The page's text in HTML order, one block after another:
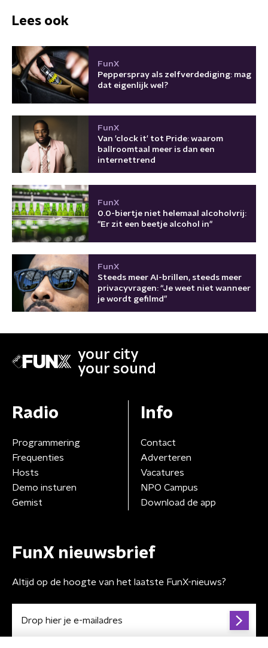
Lees ook
FunX
Pepperspray als zelfverdediging: mag
dat eigenlijk wel?
FunX
Van 'clock it' tot Pride: waarom
ballroomtaal meer is dan een
internettrend
FunX
0.0-biertje niet helemaal alcoholvrij:
"Er zit een beetje alcohol in"
FunX
Steeds meer AI-brillen, steeds meer
privacyvragen: “Je weet niet wanneer
je wordt gefilmd”
your city
your sound
Radio
Programmering
Frequenties
Hosts
Demo insturen
Gemist
Info
Contact
Adverteren
Vacatures
NPO Campus
Download de app
FunX nieuwsbrief
Altijd op de hoogte van het laatste FunX-nieuws?